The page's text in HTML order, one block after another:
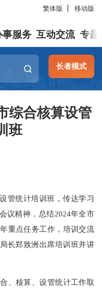
繁体版 移动版
事服务 互动交流 专题
长者模式
综合核算设管
班
管统计培训班 ，传达学习
议精神，总结2024年全市
年重点任务工作 ，培训交流
长郑致洲出席培训班并讲
、核算、设管统计工作取